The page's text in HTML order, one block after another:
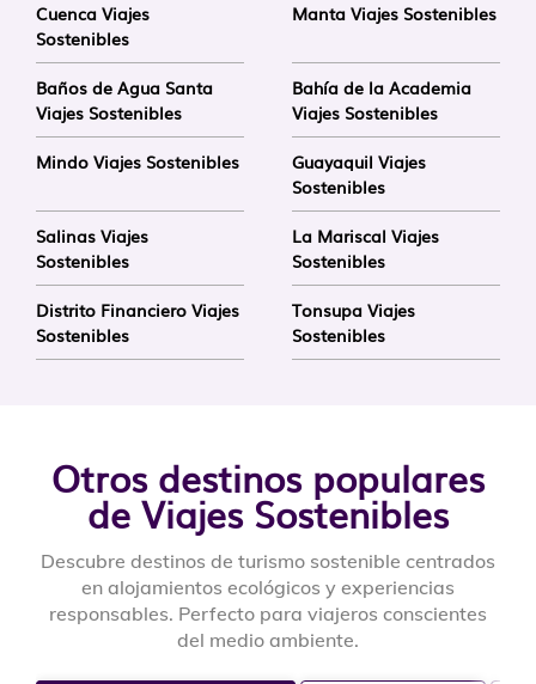
Cuenca Viajes
Sostenibles
Manta Viajes Sostenibles
Baños de Agua Santa
Viajes Sostenibles
Bahía de la Academia
Viajes Sostenibles
Mindo Viajes Sostenibles
Guayaquil Viajes
Sostenibles
Salinas Viajes
Sostenibles
La Mariscal Viajes
Sostenibles
Distrito Financiero Viajes
Sostenibles
Tonsupa Viajes
Sostenibles
Otros destinos populares
de Viajes Sostenibles
Descubre destinos de turismo sostenible centrados
en alojamientos ecológicos y experiencias
responsables. Perfecto para viajeros conscientes
del medio ambiente.